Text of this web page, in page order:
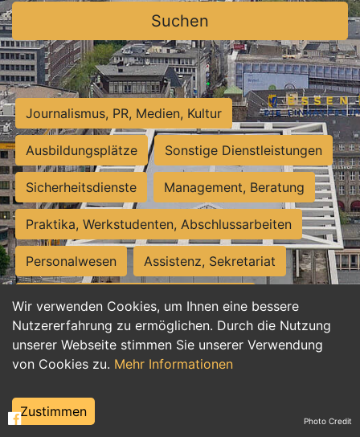
Wir verwenden Cookies, um Ihnen eine bessere
Nutzererfahrung zu ermöglichen. Durch die Nutzung
unserer Webseite stimmen Sie unserer Verwendung
von Cookies zu. Mehr Informationen
Zustimmen
Suchen
Journalismus, PR, Medien, Kultur
Ausbildungsplätze Sonstige Dienstleistungen
Sicherheitsdienste Management, Beratung
Praktika, Werkstudenten, Abschlussarbeiten
Personalwesen Assistenz, Sekretariat
Hilfskräfte, Aushilfs- und Nebenjobs
Einkauf, Logistik, Materialwirtschaft
Weiterbildung, Studium, duale Ausbildung
Tourismus
Photo Credit